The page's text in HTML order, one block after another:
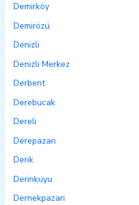
Demirköy
Demirözü
Denizli
Denizli Merkez
Derbent
Derebucak
Dereli
Derepazarı
Derik
Derinkuyu
Dernekpazarı